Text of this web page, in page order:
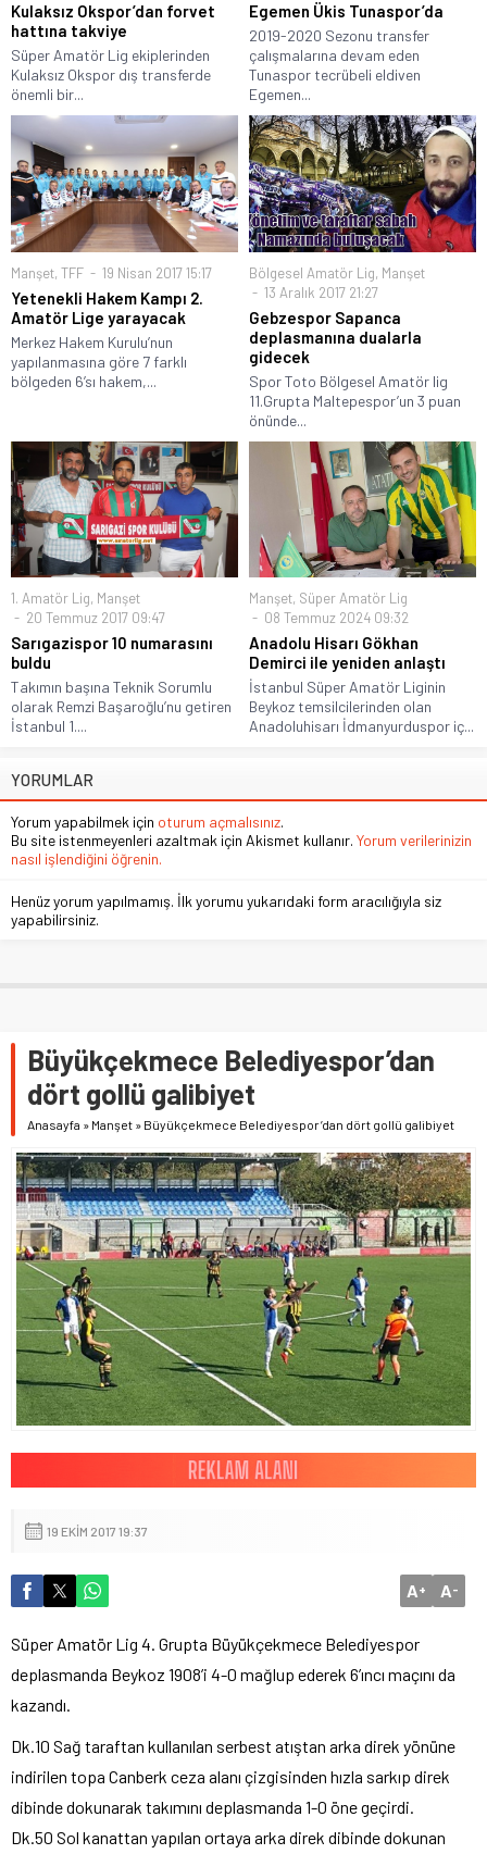
Kulaksız Okspor’dan forvet
hattına takviye
Süper Amatör Lig ekiplerinden
Kulaksız Okspor dış transferde
önemli bir...
Egemen Ükis Tunaspor’da
2019-2020 Sezonu transfer
çalışmalarına devam eden
Tunaspor tecrübeli eldiven
Egemen...
Manşet, TFF 19 Nisan 2017 15:17
Yetenekli Hakem Kampı 2.
Amatör Lige yarayacak
Merkez Hakem Kurulu’nun
yapılanmasına göre 7 farklı
bölgeden 6’sı hakem,...
Bölgesel Amatör Lig, Manşet
13 Aralık 2017 21:27
Gebzespor Sapanca
deplasmanına dualarla
gidecek
Spor Toto Bölgesel Amatör lig
11.Grupta Maltepespor’un 3 puan
önünde...
1. Amatör Lig, Manşet
20 Temmuz 2017 09:47
Sarıgazispor 10 numarasını
buldu
Takımın başına Teknik Sorumlu
olarak Remzi Başaroğlu’nu getiren
İstanbul 1....
Manşet, Süper Amatör Lig
08 Temmuz 2024 09:32
Anadolu Hisarı Gökhan
Demirci ile yeniden anlaştı
İstanbul Süper Amatör Liginin
Beykoz temsilcilerinden olan
Anadoluhisarı İdmanyurduspor iç...
YORUMLAR
Yorum yapabilmek için oturum açmalısınız.
Bu site istenmeyenleri azaltmak için Akismet kullanır. Yorum verilerinizin
nasıl işlendiğini öğrenin.
Henüz yorum yapılmamış. İlk yorumu yukarıdaki form aracılığıyla siz
yapabilirsiniz.
Büyükçekmece Belediyespor’dan
dört gollü galibiyet
Anasayfa » Manşet » Büyükçekmece Belediyespor’dan dört gollü galibiyet
19 EKIM 2017 19:37
A+ A-
Süper Amatör Lig 4. Grupta Büyükçekmece Belediyespor
deplasmanda Beykoz 1908’i 4-0 mağlup ederek 6’ıncı maçını da
kazandı.
Dk.10 Sağ taraftan kullanılan serbest atıştan arka direk yönüne
indirilen topa Canberk ceza alanı çizgisinden hızla sarkıp direk
dibinde dokunarak takımını deplasmanda 1-0 öne geçirdi.
Dk.50 Sol kanattan yapılan ortaya arka direk dibinde dokunan